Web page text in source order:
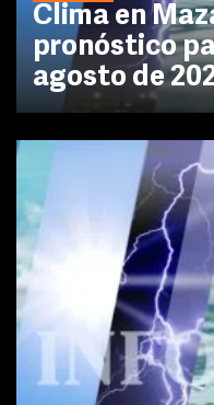
Clima en
pronóstico
agosto de